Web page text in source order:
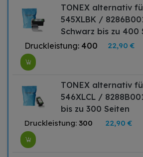
TONEX alternativ
545XLBK /
Schwarz bis zu 400
Druckleistung: 400 22,90 €
TONEX alternativ
546XLCL /
bis zu 300 Seiten
Druckleistung: 300 22,90 €